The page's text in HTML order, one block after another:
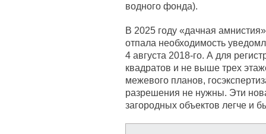
водного фонда).
В 2025 году «дачная
отпала необходимость
4 августа 2018-го. А для
квадратов и не выше трех
межевого планов,
разрешения не нужны. Эти
загородных объектов легче и